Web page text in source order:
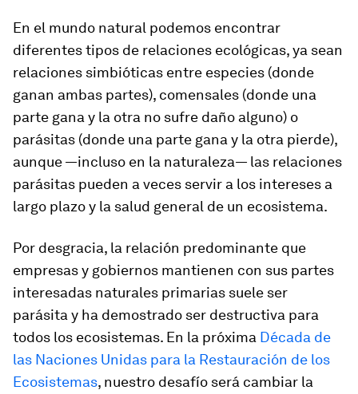
En el mundo natural podemos encontrar
diferentes tipos de relaciones ecológicas, ya sean
relaciones simbióticas entre especies (donde
ganan ambas partes), comensales (donde una
parte gana y la otra no sufre daño alguno) o
parásitas (donde una parte gana y la otra pierde),
aunque —incluso en la naturaleza— las relaciones
parásitas pueden a veces servir a los intereses a
largo plazo y la salud general de un ecosistema.
Por desgracia, la relación predominante que
empresas y gobiernos mantienen con sus partes
interesadas naturales primarias suele ser
parásita y ha demostrado ser destructiva para
todos los ecosistemas. En la próxima Década de
las Naciones Unidas para la Restauración de los
Ecosistemas, nuestro desafío será cambiar la